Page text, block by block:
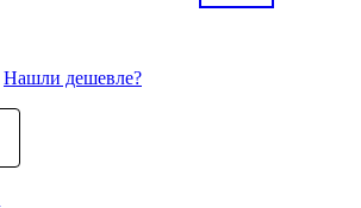
Нашли дешевле?